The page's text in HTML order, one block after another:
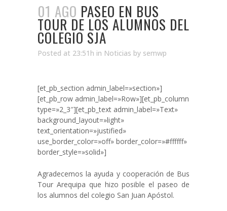
01 AGO PASEO EN BUS
TOUR DE LOS ALUMNOS DEL
COLEGIO SJA
Posted at 23:51h in Noticias by semwp
[et_pb_section admin_label=»section»]
[et_pb_row admin_label=»Row»][et_pb_column
type=»2_3″][et_pb_text admin_label=»Text»
background_layout=»light»
text_orientation=»justified»
use_border_color=»off» border_color=»#ffffff»
border_style=»solid»]
Agradecemos la ayuda y cooperación de Bus
Tour Arequipa que hizo posible el paseo de
los alumnos del colegio San Juan Apóstol.